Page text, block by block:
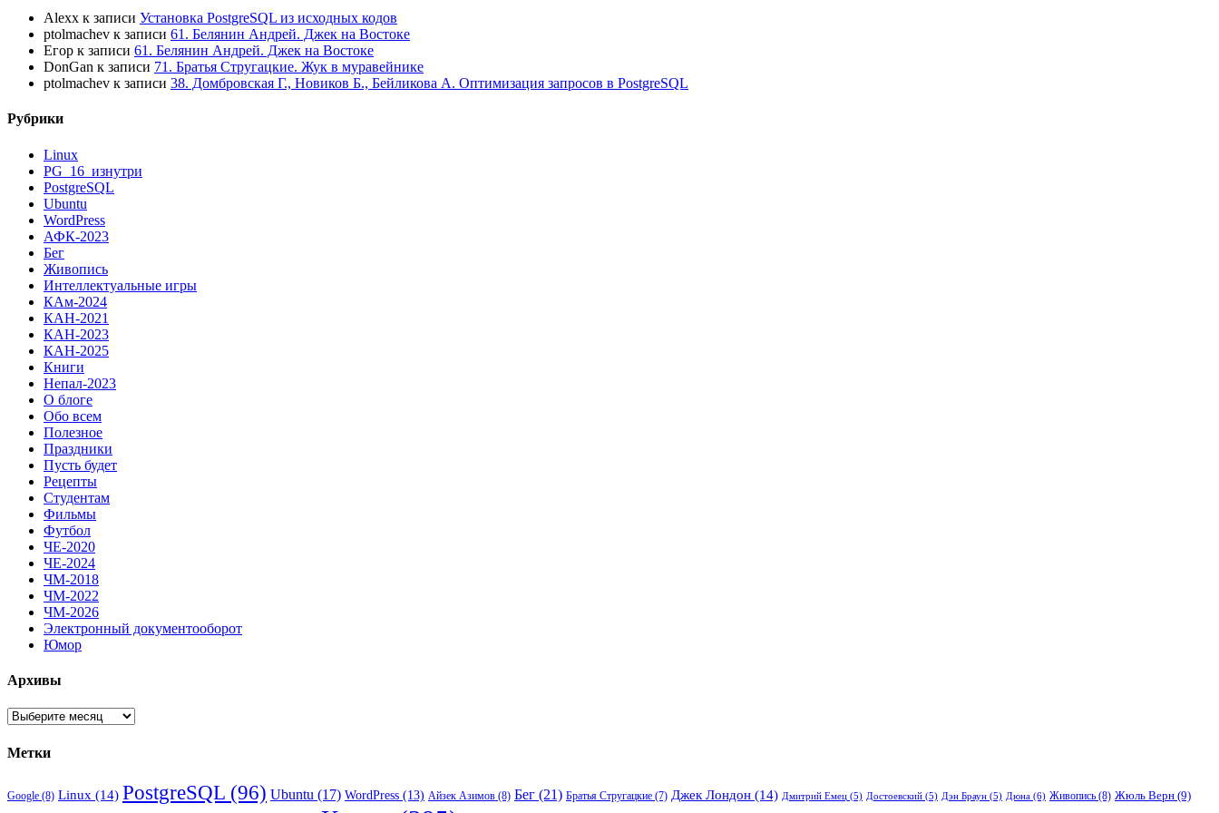
Alexx к записи Установка PostgreSQL из исходных кодов
ptolmachev к записи 61. Белянин Андрей. Джек на Востоке
Егор к записи 61. Белянин Андрей. Джек на Востоке
DonGan к записи 71. Братья Стругацкие. Жук в муравейнике
ptolmachev к записи 38. Домбровская Г., Новиков Б., Бейликова А. Оптимизация запросов в PostgreSQL
Рубрики
Linux
PG_16_изнутри
PostgreSQL
Ubuntu
WordPress
АФК-2023
Бег
Живопись
Интеллектуальные игры
КАм-2024
КАН-2021
КАН-2023
КАН-2025
Книги
Непал-2023
О блоге
Обо всем
Полезное
Праздники
Пусть будет
Рецепты
Студентам
Фильмы
Футбол
ЧЕ-2020
ЧЕ-2024
ЧМ-2018
ЧМ-2022
ЧМ-2026
Электронный документооборот
Юмор
Архивы
Архивы
Метки
Google (8) Linux (14) PostgreSQL (96) Ubuntu (17) WordPress (13) Айзек Азимов (8) Бег (21) Братья Стругацкие (7) Джек Лондон (14) Дмитрий Емец (5) Достоевский (5) Дэн Браун (5) Дюна (6) Живопись (8) Жюль Верн (9)